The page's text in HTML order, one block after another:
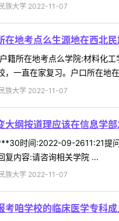
族大学 2022-11-07
地考点么生源地在西北
籍所在地考点么学院:材料化
，一直在家复习。户口所在地
族大学 2022-11-07
纲按道理应该在信息学
时间:2022-09-2611:21提
复内容:请咨询相关学院 ...
族大学 2022-11-07
考咱学校的临床医学专科